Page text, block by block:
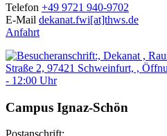
Telefon +49 9721 940-9702
E-Mail dekanat.fwi[at]thws.de
Anfahrt
Campus Ignaz-Schön